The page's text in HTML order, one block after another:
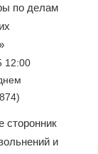
по делам
12:00
сторонник
и